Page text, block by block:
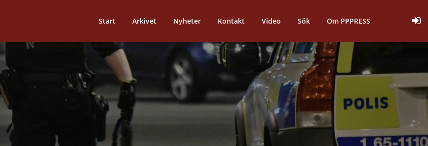
Start Arkivet Nyheter Kontakt Video Sök Om PPPRESS